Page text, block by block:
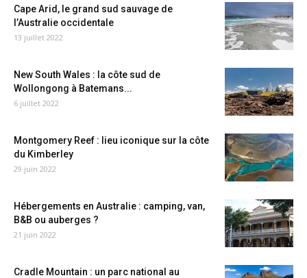
Cape Arid, le grand sud sauvage de
l’Australie occidentale
13 juillet 2022
New South Wales : la côte sud de
Wollongong à Batemans...
6 juillet 2022
Montgomery Reef : lieu iconique sur la côte
du Kimberley
29 juin 2022
Hébergements en Australie : camping, van,
B&B ou auberges ?
21 juin 2022
Cradle Mountain : un parc national au